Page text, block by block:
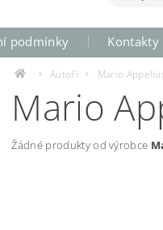
podmínky Kontakty
Autoři Mario
Mario
Žádné produkty od výrobce